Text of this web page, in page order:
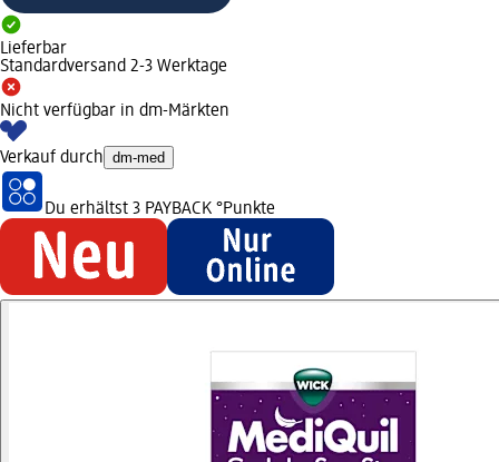
Lieferbar
Standardversand 2-3 Werktage
Nicht verfügbar in dm-Märkten
Verkauf durch dm-med
Du erhältst 3 PAYBACK °Punkte